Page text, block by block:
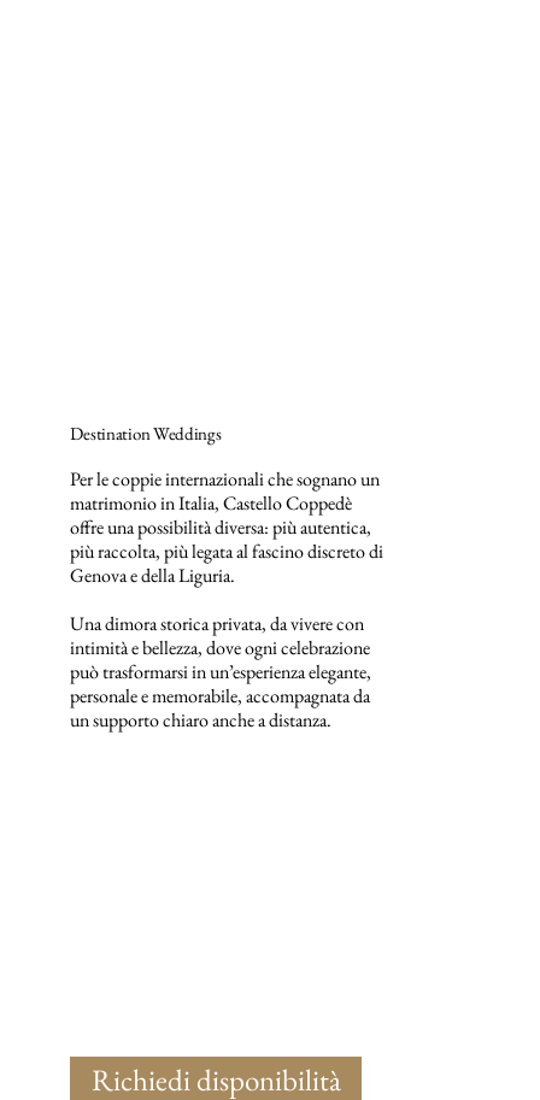
Richiedi disponibilità
Destination Weddings
Per le coppie internazionali che sognano un
matrimonio in Italia, Castello Coppedè
offre una possibilità diversa: più autentica,
più raccolta, più legata al fascino discreto di
Genova e della Liguria.
Una dimora storica privata, da vivere con
intimità e bellezza, dove ogni celebrazione
può trasformarsi in un’esperienza elegante,
personale e memorabile, accompagnata da
un supporto chiaro anche a distanza.